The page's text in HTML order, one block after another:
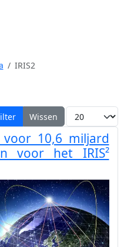
IRIS2
Wissen Toon #
10,6 miljard
voor het IRIS²